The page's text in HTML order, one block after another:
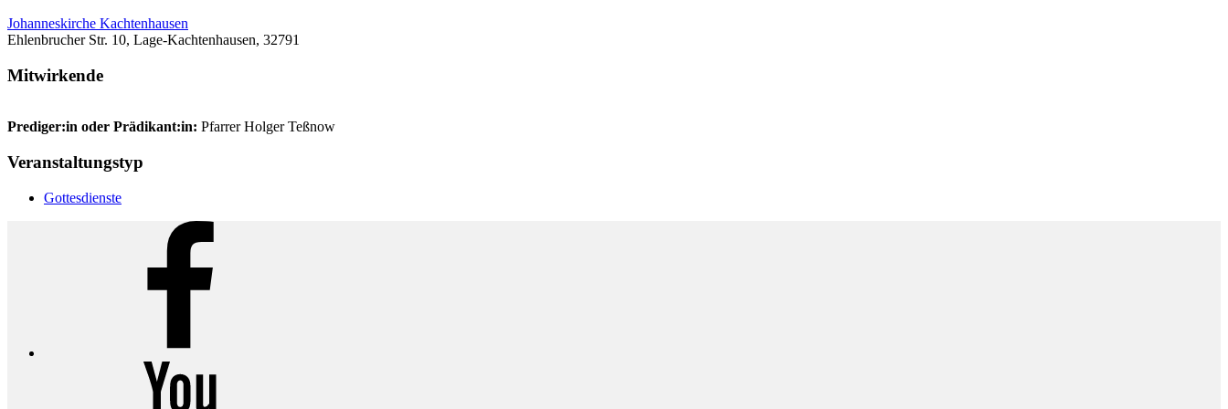
Johanneskirche Kachtenhausen
Ehlenbrucher Str. 10, Lage-Kachtenhausen, 32791
Mitwirkende
Prediger:in oder Prädikant:in: Pfarrer Holger Teßnow
Veranstaltungstyp
Gottesdienste